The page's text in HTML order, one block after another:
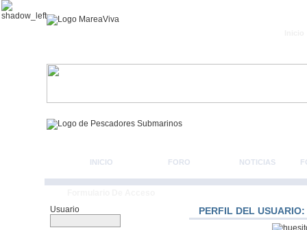
INICIO FORO NOTICIAS
Usuario
PERFIL DEL USUARIO: